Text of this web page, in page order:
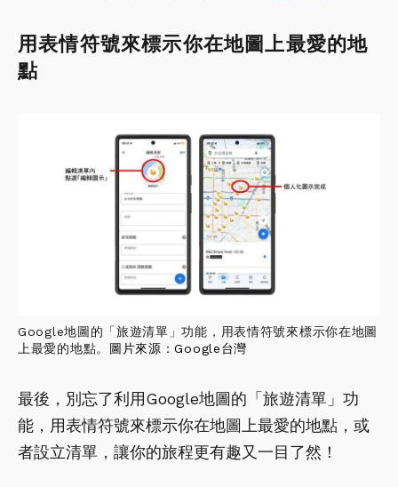
用表情符號來標示你在地圖上最愛的地
點
Google地圖的「旅遊清單」功能，用表情符號來標示你在地圖
上最愛的地點。 圖片來源：Google台灣
最後，別忘了利用Google地圖的「旅遊清單」功
能，用表情符號來標示你在地圖上最愛的地點，或
者設立清單，讓你的旅程更有趣又一目了然！